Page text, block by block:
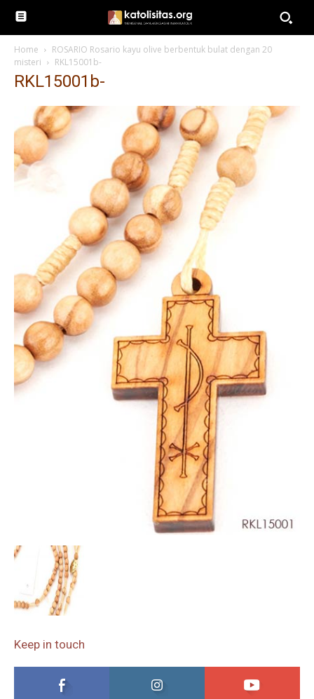
Home
ROSARIO Rosario kayu olive berbentuk bulat dengan 20
misteri
RKL15001b-
RKL15001b-
Keep in touch